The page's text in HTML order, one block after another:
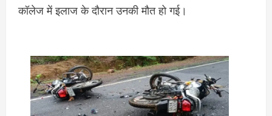
कॉलेज में इलाज के दौरान उनकी मौत हो गई।